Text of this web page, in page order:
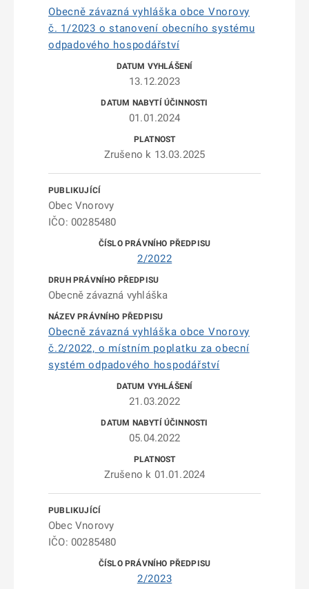
Obecně závazná vyhláška obce Vnorovy
č. 1/2023 o stanovení obecního systému
odpadového hospodářství
13.12.2023
01.01.2024
Zrušeno k 13.03.2025
Obec Vnorovy
IČO: 00285480
2/2022
Obecně závazná vyhláška
Obecně závazná vyhláška obce Vnorovy
č.2/2022, o místním poplatku za obecní
systém odpadového hospodářství
21.03.2022
05.04.2022
Zrušeno k 01.01.2024
Obec Vnorovy
IČO: 00285480
2/2023